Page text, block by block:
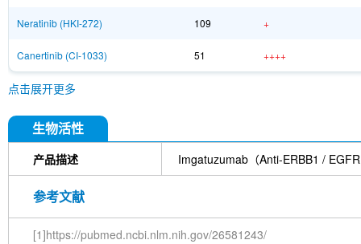
Neratinib (HKI-272) 109 +
Canertinib (CI-1033) 51 ++++
点击展开更多
生物活性
产品描述 Imgatuzumab（Anti-ERBB1 /
参考文献
[1]https://pubmed.ncbi.nlm.nih.gov/26581243/